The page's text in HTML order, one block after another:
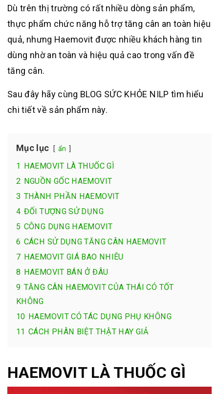
Dù trên thị trường có rất nhiều dòng sản phẩm,
thực phẩm chức năng hỗ trợ tăng cân an toàn hiệu
quả, nhưng Haemovit được nhiều khách hàng tin
dùng nhờ an toàn và hiệu quả cao trong vấn đề
tăng cân.
Sau đây hãy cùng BLOG SỨC KHỎE NILP tìm hiểu
chi tiết về sản phẩm này.
Mục lục ẩn
1 HAEMOVIT LÀ THUỐC GÌ
2 NGUỒN GỐC HAEMOVIT
3 THÀNH PHẦN HAEMOVIT
4 ĐỐI TƯỢNG SỬ DỤNG
5 CÔNG DỤNG HAEMOVIT
6 CÁCH SỬ DỤNG TĂNG CÂN HAEMOVIT
7 HAEMOVIT GIÁ BAO NHIÊU
8 HAEMOVIT BÁN Ở ĐÂU
9 TĂNG CÂN HAEMOVIT CỦA THÁI CÓ TỐT
KHÔNG
10 HAEMOVIT CÓ TÁC DỤNG PHỤ KHÔNG
11 CÁCH PHÂN BIỆT THẬT HAY GIẢ
HAEMOVIT LÀ THUỐC GÌ